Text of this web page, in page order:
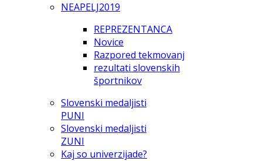
NEAPELJ2019
REPREZENTANCA
Novice
Razpored tekmovanj
rezultati slovenskih
športnikov
Slovenski medaljisti
PUNI
Slovenski medaljisti
ZUNI
Kaj so univerzijade?